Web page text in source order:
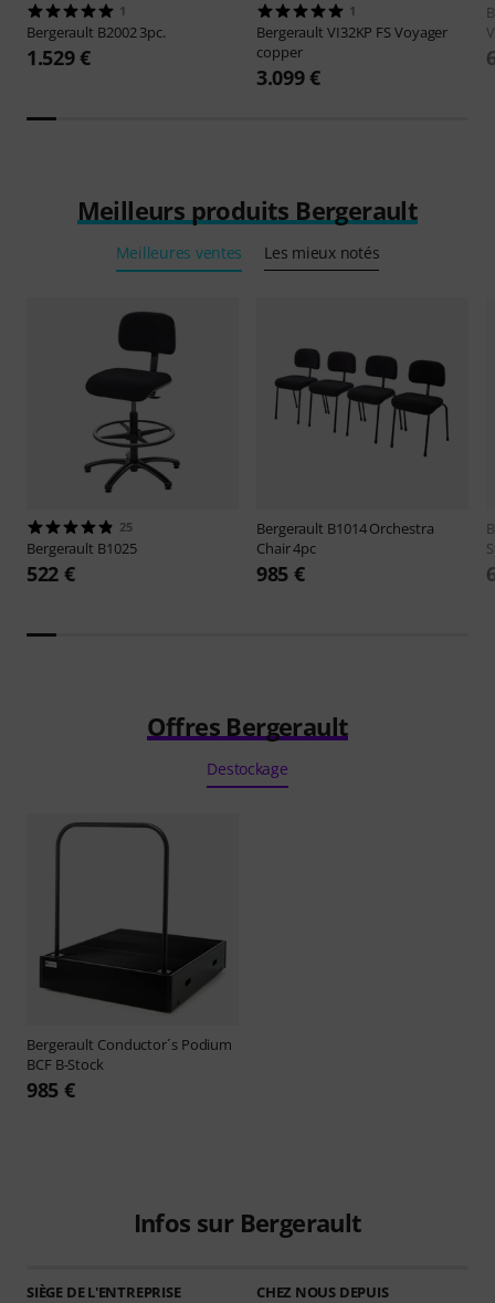
1
Bergerault B2002 3pc.
1.529 €
1
Bergerault VI32KP FS Voyager
copper
3.099 €
Meilleurs produits Bergerault
Meilleures ventes Les mieux notés
25
Bergerault B1025
522 €
Bergerault B1014 Orchestra
Chair 4pc
985 €
Offres Bergerault
Destockage
Bergerault Conductor´s Podium
BCF B-Stock
985 €
Infos sur Bergerault
SIÈGE DE L'ENTREPRISE CHEZ NOUS DEPUIS